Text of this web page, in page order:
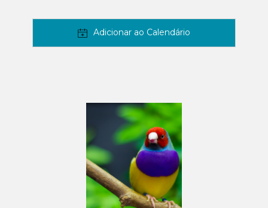
Adicionar ao Calendário